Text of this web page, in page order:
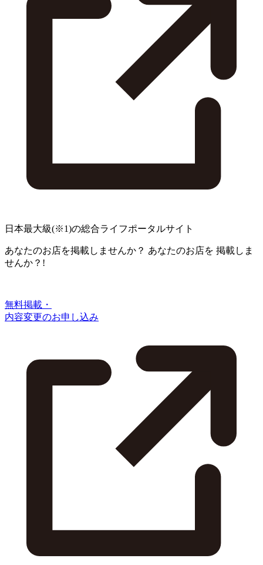
日本最大級(※1)の総合ライフポータルサイト
あなたのお店を掲載しませんか？ あなたのお店を 掲載しま
せんか？!
無料掲載・
内容変更のお申し込み